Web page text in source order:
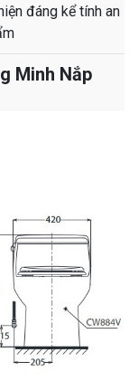
đáng kể tính an
Minh Nắp